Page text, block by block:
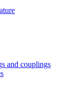
and couplings